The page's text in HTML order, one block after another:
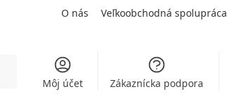
O nás Veľkoobchodná spolupráca
Môj účet Zákaznícka podpora